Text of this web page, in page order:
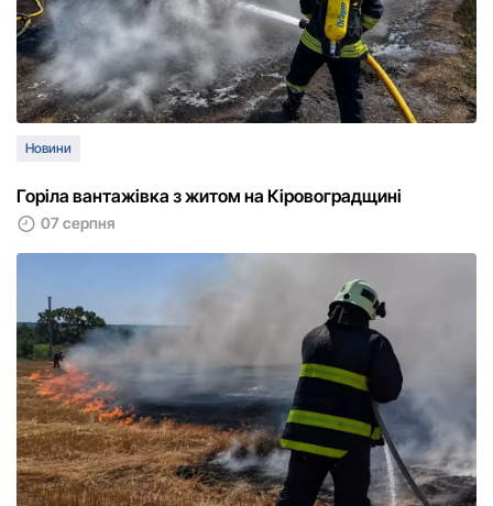
Новини
Горіла вантажівка з житом на Кіровоградщині
07 серпня